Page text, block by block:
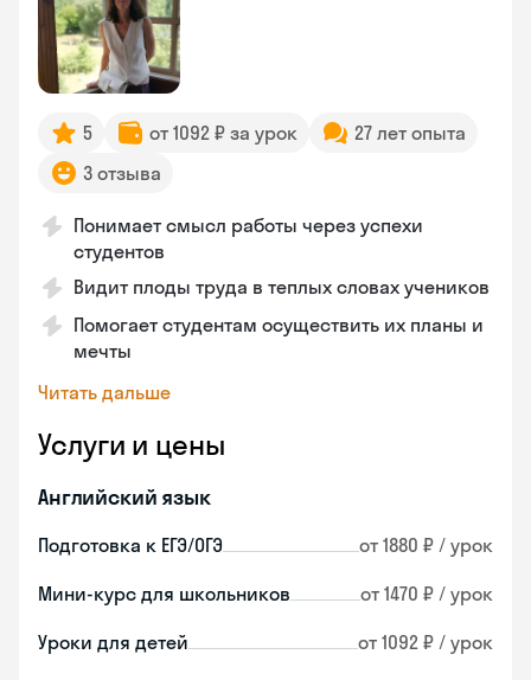
5 от 1092 ₽ за урок
27 лет опыта
3 отзыва
Понимает смысл работы через успехи
студентов
Видит плоды труда в теплых словах учеников
Помогает студентам осуществить их планы и
мечты
Читать дальше
Услуги и цены
Английский язык
Подготовка к ЕГЭ/ОГЭ от 1880 ₽ / урок
Мини-курс для школьников от 1470 ₽ / урок
Уроки для детей от 1092 ₽ / урок